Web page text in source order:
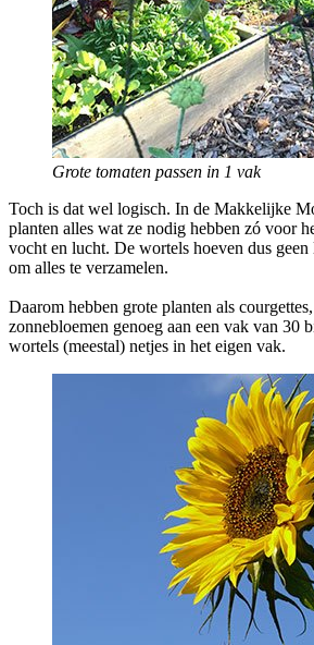
Grote tomaten passen in 1 vak
Toch is dat wel logisch. In de Makkelijke
planten alles wat ze nodig hebben zó voor
vocht en lucht. De wortels hoeven dus geen
om alles te verzamelen.
Daarom hebben grote planten als
zonnebloemen genoeg aan een vak van 30
wortels (meestal) netjes in het eigen vak.